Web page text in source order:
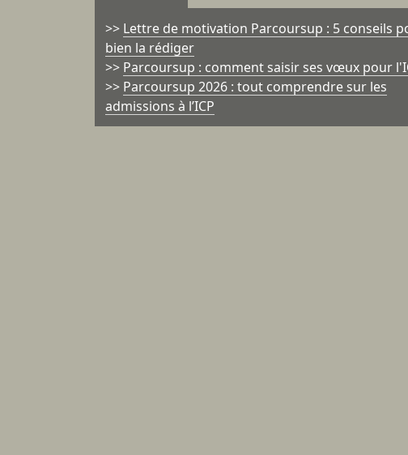
>> Lettre de motivation Parcoursup : 5 conseils
bien la rédiger
>> Parcoursup : comment saisir ses vœux pour
>> Parcoursup 2026 : tout comprendre sur les
admissions à l’ICP